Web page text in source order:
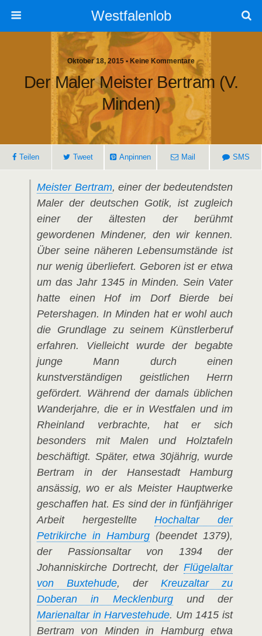
Westfalenlob
Oktober 18, 2015 • Keine Kommentare
Der Maler Meister Bertram (v.
Minden)
Teilen Tweet Anpinnen Mail SMS
Meister Bertram, einer der bedeutendsten
Maler der deutschen Gotik, ist zugleich
einer der ältesten der berühmt
gewordenen Mindener, den wir kennen.
Über seine näheren Lebensumstände ist
nur wenig überliefert. Geboren ist er etwa
um das Jahr 1345 in Minden. Sein Vater
hatte einen Hof im Dorf Bierde bei
Petershagen. In Minden hat er wohl auch
die Grundlage zu seinem Künstlerberuf
erfahren. Vielleicht wurde der begabte
junge Mann durch einen
kunstverständigen geistlichen Herrn
gefördert. Während der damals üblichen
Wanderjahre, die er in Westfalen und im
Rheinland verbrachte, hat er sich
besonders mit Malen und Holztafeln
beschäftigt. Später, etwa 30jährig, wurde
Bertram in der Hansestadt Hamburg
ansässig, wo er als Meister Hauptwerke
geschaffen hat. Es sind der in fünfjähriger
Arbeit hergestellteHochaltar der
Petrikirche in Hamburg (beendet 1379),
der Passionsaltar von 1394 der
Johanniskirche Dortrecht, der Flügelaltar
von Buxtehude, der Kreuzaltar zu
Doberan in Mecklenburgund der
Marienaltar in Harvestehude. Um 1415 ist
Bertram von Minden in Hamburg etwa